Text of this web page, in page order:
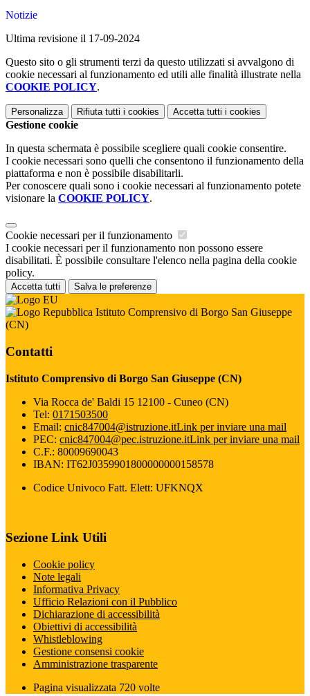
Notizie
Ultima revisione il 17-09-2024
Questo sito o gli strumenti terzi da questo utilizzati si avvalgono di
cookie necessari al funzionamento ed utili alle finalità illustrate nella
COOKIE POLICY.
Personalizza Rifiuta tutti i cookies Accetta tutti i cookies
Gestione cookie
In questa schermata è possibile scegliere quali cookie consentire.
I cookie necessari sono quelli che consentono il funzionamento della
piattaforma e non è possibile disabilitarli.
Per conoscere quali sono i cookie necessari al funzionamento potete
visionare la COOKIE POLICY.
Cookie necessari per il funzionamento
I cookie necessari per il funzionamento non possono essere
disabilitati. È possibile consultare l'elenco nella pagina della cookie
policy.
Accetta tutti Salva le preferenze
Istituto Comprensivo di Borgo San Giuseppe
(CN)
Contatti
Istituto Comprensivo di Borgo San Giuseppe (CN)
Via Rocca de' Baldi 15 12100 - Cuneo (CN)
Tel: 0171503500
Email: cnic847004@istruzione.itLink per inviare una mail
PEC: cnic847004@pec.istruzione.itLink per inviare una mail
C.F.: 80009690043
IBAN: IT62J0359901800000000158578
Codice Univoco Fatt. Elett: UFKNQX
Sezione Link Utili
Cookie policy
Note legali
Informativa Privacy
Ufficio Relazioni con il Pubblico
Dichiarazione di accessibilità
Obiettivi di accessibilità
Whistleblowing
Gestione consensi cookie
Amministrazione trasparente
Pagina visualizzata 720 volte